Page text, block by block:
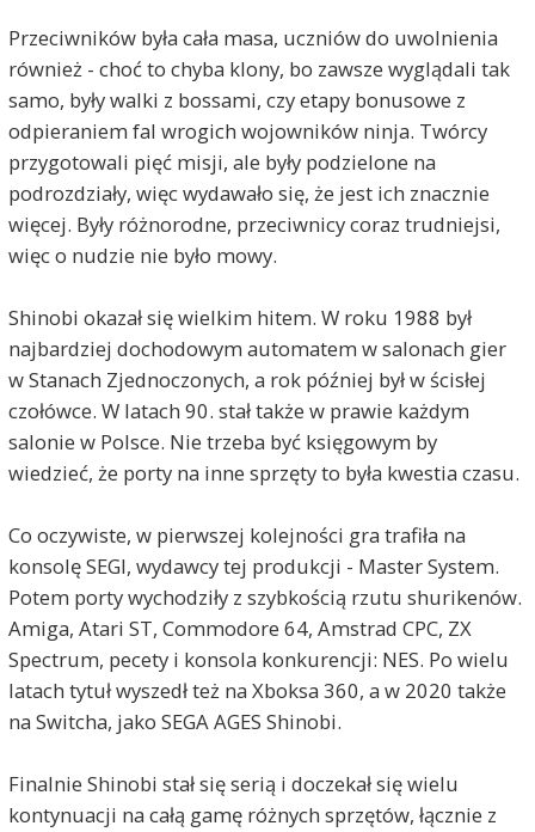
Przeciwników była cała masa, uczniów do uwolnienia
również - choć to chyba klony, bo zawsze wyglądali tak
samo, były walki z bossami, czy etapy bonusowe z
odpieraniem fal wrogich wojowników ninja. Twórcy
przygotowali pięć misji, ale były podzielone na
podrozdziały, więc wydawało się, że jest ich znacznie
więcej. Były różnorodne, przeciwnicy coraz trudniejsi,
więc o nudzie nie było mowy.
Shinobi okazał się wielkim hitem. W roku 1988 był
najbardziej dochodowym automatem w salonach gier
w Stanach Zjednoczonych, a rok później był w ścisłej
czołówce. W latach 90. stał także w prawie każdym
salonie w Polsce. Nie trzeba być księgowym by
wiedzieć, że porty na inne sprzęty to była kwestia czasu.
Co oczywiste, w pierwszej kolejności gra trafiła na
konsolę SEGI, wydawcy tej produkcji - Master System.
Potem porty wychodziły z szybkością rzutu shurikenów.
Amiga, Atari ST, Commodore 64, Amstrad CPC, ZX
Spectrum, pecety i konsola konkurencji: NES. Po wielu
latach tytuł wyszedł też na Xboksa 360, a w 2020 także
na Switcha, jako SEGA AGES Shinobi.
Finalnie Shinobi stał się serią i doczekał się wielu
kontynuacji na całą gamę różnych sprzętów, łącznie z